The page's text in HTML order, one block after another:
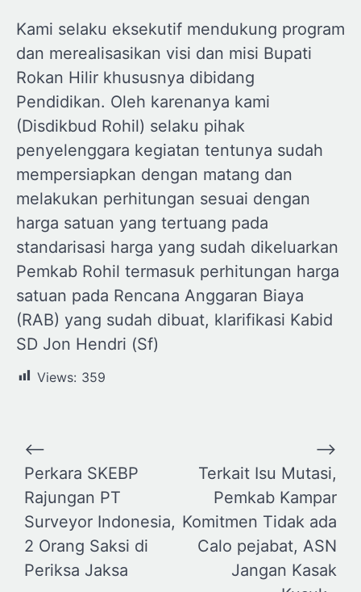
Kami selaku eksekutif mendukung program
dan merealisasikan visi dan misi Bupati
Rokan Hilir khususnya dibidang
Pendidikan. Oleh karenanya kami
(Disdikbud Rohil) selaku pihak
penyelenggara kegiatan tentunya sudah
mempersiapkan dengan matang dan
melakukan perhitungan sesuai dengan
harga satuan yang tertuang pada
standarisasi harga yang sudah dikeluarkan
Pemkab Rohil termasuk perhitungan harga
satuan pada Rencana Anggaran Biaya
(RAB) yang sudah dibuat, klarifikasi Kabid
SD Jon Hendri (Sf)
Views: 359
Navigasi
pos
⟵
Perkara SKEBP
Rajungan PT
Surveyor Indonesia,
2 Orang Saksi di
Periksa Jaksa
Terkait Isu Mutasi,
Pemkab Kampar
Komitmen Tidak ada
Calo pejabat, ASN
Jangan Kasak
⟶